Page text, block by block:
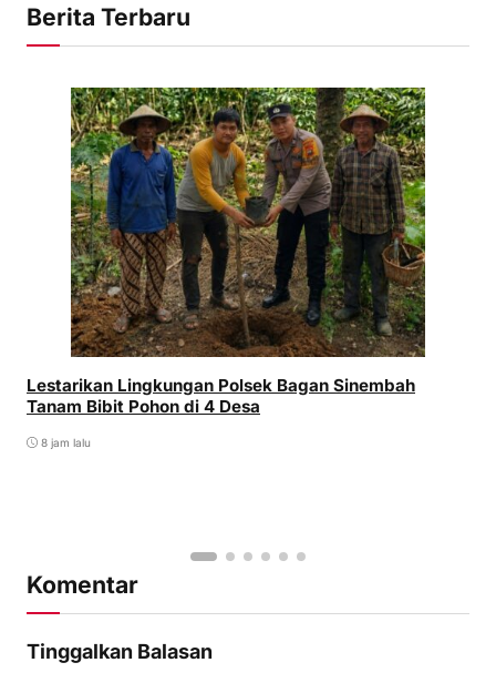
Berita Terbaru
Lestarikan Lingkungan Polsek Bagan Sinembah
Tanam Bibit Pohon di 4 Desa
8 jam lalu
Komentar
Tinggalkan Balasan